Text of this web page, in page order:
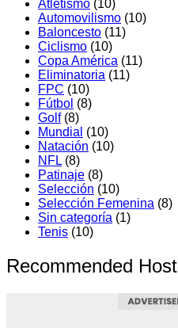
Atletismo (10)
Automovilismo (10)
Baloncesto (11)
Ciclismo (10)
Copa América (11)
Eliminatoria (11)
FPC (10)
Fútbol (8)
Golf(8)
Mundial (10)
Natación (10)
NFL (8)
Patinaje (8)
Selección (10)
Selección Femenina (8)
Sin categoría (1)
Tenis (10)
Recommended Host